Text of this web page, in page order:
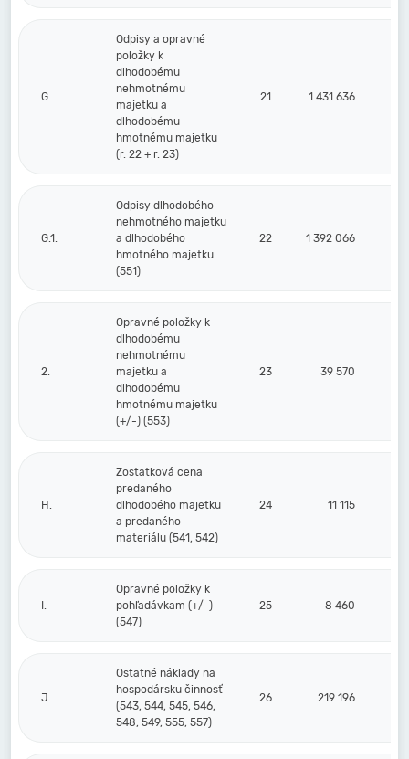
G.
Odpisy a opravné
položky k
dlhodobému
nehmotnému
majetku a
dlhodobému
hmotnému majetku
(r. 22 + r. 23)
21 1 431 636
G.1.
Odpisy dlhodobého
nehmotného majetku
a dlhodobého
hmotného majetku
(551)
22 1 392 066
2.
Opravné položky k
dlhodobému
nehmotnému
majetku a
dlhodobému
hmotnému majetku
(+/-) (553)
23 39 570
H.
Zostatková cena
predaného
dlhodobého majetku
a predaného
materiálu (541, 542)
24 11 115
I.
Opravné položky k
pohľadávkam (+/-)
(547)
25 -8 460
J.
Ostatné náklady na
hospodársku činnosť
(543, 544, 545, 546,
548, 549, 555, 557)
26 219 196